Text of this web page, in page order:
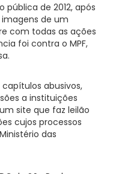
de 2012, após
de um
com todas as ações
foi contra o MPF,
abusivos,
a instituições
site que faz leilão
cujos processos
das